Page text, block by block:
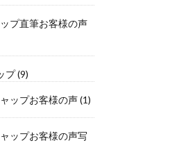
プ直筆お客様の声
プ(9)
ップお客様の声(1)
ップお客様の声写